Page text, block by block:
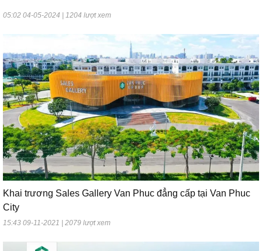
05:02 04-05-2024 | 1204 lượt xem
Khai trương Sales Gallery Van Phuc đẳng cấp tại Van Phuc
City
15:43 09-11-2021 | 2079 lượt xem